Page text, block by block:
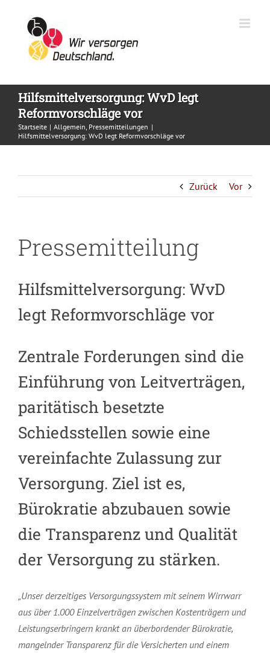
springen
Hilfsmittelversorgung: WvD legt
Reformvorschläge vor
Startseite Allgemein Pressemitteilungen
Hilfsmittelversorgung: WvD legt Reformvorschläge vor
Zurück Vor
Pressemitteilung
Hilfsmittelversorgung: WvD
legt Reformvorschläge vor
Zentrale Forderungen sind die
Einführung von Leitverträgen,
paritätisch besetzte
Schiedsstellen sowie eine
vereinfachte Zulassung zur
Versorgung. Ziel ist es,
Bürokratie abzubauen sowie
die Transparenz und Qualität
der Versorgung zu stärken.
Unser derzeitiges Versorgungssystem mit seinem Wirrwarr
aus über 1.000 Einzelverträgen zwischen Kostenträgern und
Leistungserbringern krankt an überbordender Bürokratie,
mangelnder Transparenz für die Versicherten und einem